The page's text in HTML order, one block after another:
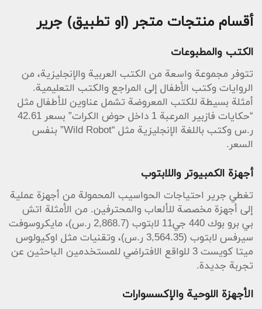
أقسام منتجات متجر (او تطبيق) جرير
الكتب والمطبوعات
تتوفر مجموعة واسعة من الكتب العربية والإنجليزية، من
الروايات وكتب الأطفال إلى المراجع والكتب التعليمية.
أمثلة بسيطة للكتب المعروضة تشمل عناوين للأطفال مثل
“حكايات فازبير المرعبة 1 داخل حوض الكرات” بسعر 42.61
ر.س وكتب باللغة الإنجليزية مثل “Wild Robot” بنفس
السعر.
أجهزة الكمبيوتر واللابتوب
تغطي جرير احتياجات الحواسيب المحمولة من أجهزة عملية
إلى أجهزة مخصصة للألعاب والمحترفين. من الأمثلة اتش
بي برو بوك 440 جي11 لابتوب (2,868.7 ر.س)، مايكروسوفت
سيرفس لابتوب (3,564.35 ر.س)، وتقنيات مثل اوكيولوس
ميتا كويست 3 للواقع الافتراضي للمستخدمين الباحثين عن
تجربة جديدة.
الأجهزة اللوحية والإكسسوارات